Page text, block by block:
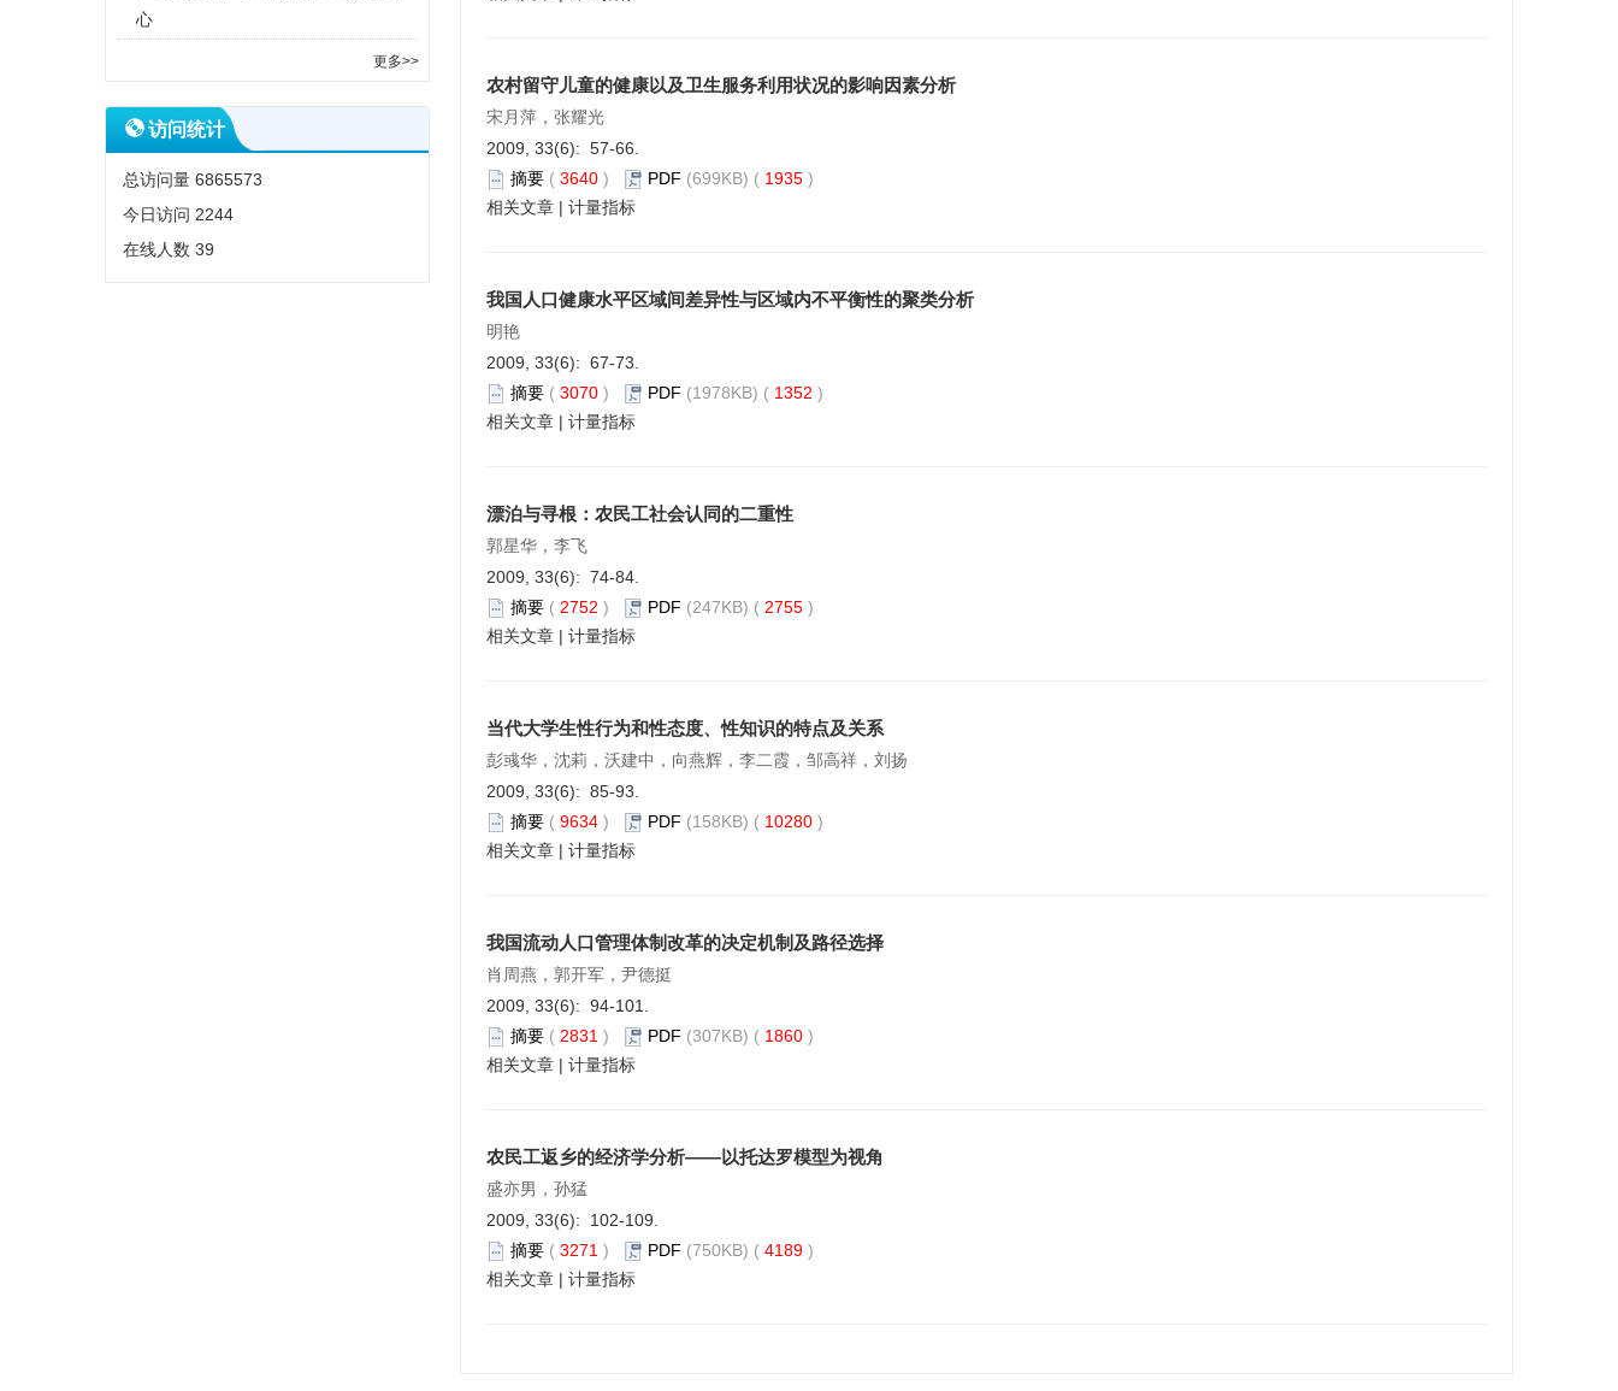
心
更多>>
访问统计
总访问量 6865573
今日访问 2244
在线人数 39
农村留守儿童的健康以及卫生服务利用状况的影响因素分析
宋月萍，张耀光
2009, 33(6): 57-66.
摘要 ( 3640 ) PDF (699KB) ( 1935 )
相关文章 | 计量指标
我国人口健康水平区域间差异性与区域内不平衡性的聚类分析
明艳
2009, 33(6): 67-73.
摘要 ( 3070 ) PDF (1978KB) ( 1352 )
相关文章 | 计量指标
漂泊与寻根：农民工社会认同的二重性
郭星华，李飞
2009, 33(6): 74-84.
摘要 ( 2752 ) PDF (247KB) ( 2755 )
相关文章 | 计量指标
当代大学生性行为和性态度、性知识的特点及关系
彭彧华，沈莉，沃建中，向燕辉，李二霞，邹高祥，刘扬
2009, 33(6): 85-93.
摘要 ( 9634 ) PDF (158KB) ( 10280 )
相关文章 | 计量指标
我国流动人口管理体制改革的决定机制及路径选择
肖周燕，郭开军，尹德挺
2009, 33(6): 94-101.
摘要 ( 2831 ) PDF (307KB) ( 1860 )
相关文章 | 计量指标
农民工返乡的经济学分析——以托达罗模型为视角
盛亦男，孙猛
2009, 33(6): 102-109.
摘要 ( 3271 ) PDF (750KB) ( 4189 )
相关文章 | 计量指标